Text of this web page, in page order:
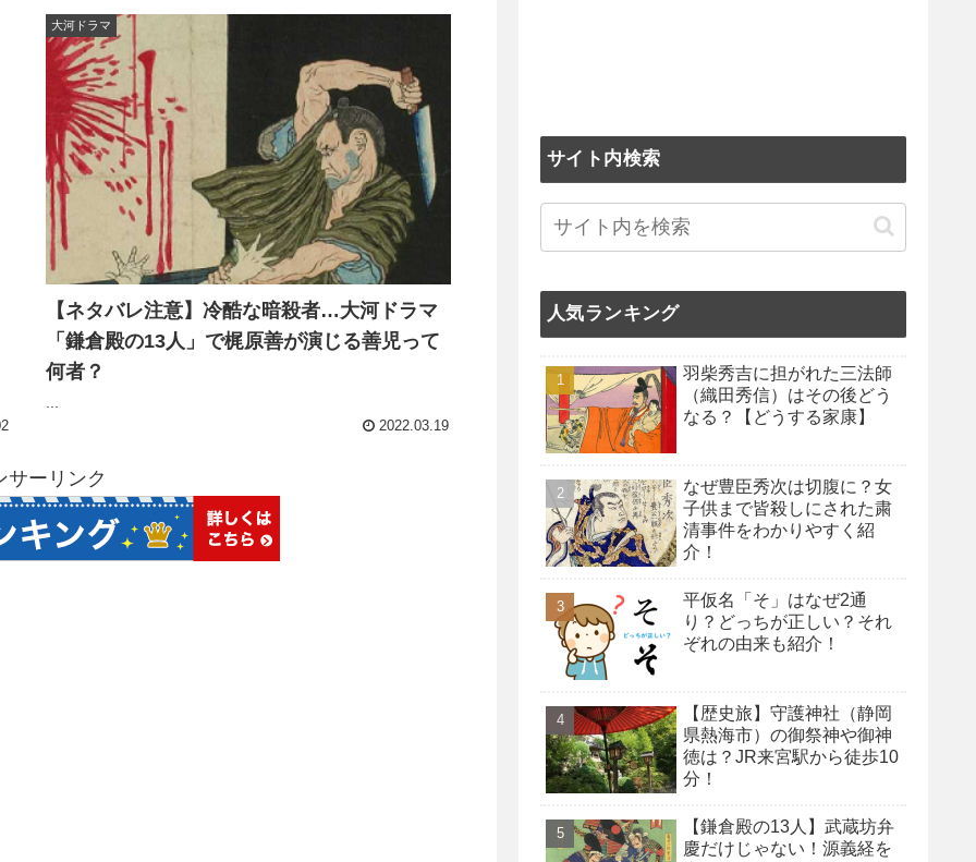
大河ドラマ
【ネタバレ注意】冷酷な暗殺者…大河ドラマ
「鎌倉殿の13人」で梶原善が演じる善児って
何者？
2022.03.19
サーリンク
サイト内検索
人気ランキング
羽柴秀吉に担がれた三法師
（織田秀信）はその後どう
なる？【どうする家康】
なぜ豊臣秀次は切腹に？女
子供まで皆殺しにされた粛
清事件をわかりやすく紹
介！
平仮名「そ」はなぜ2通
り？どっちが正しい？それ
ぞれの由来も紹介！
【歴史旅】守護神社（静岡
県熱海市）の御祭神や御神
徳は？JR来宮駅から徒歩10
分！
【鎌倉殿の13人】武蔵坊弁
慶だけじゃない！源義経を